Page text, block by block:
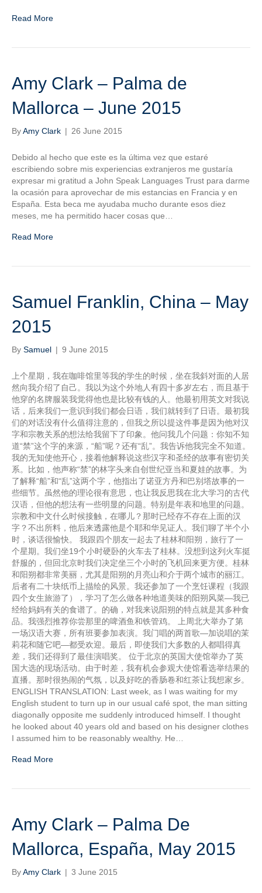
Read More
Amy Clark – Palma de
Mallorca – June 2015
ByAmy Clark | 26 June 2015
Debido al hecho que este es la última vez que estaré
escribiendo sobre mis experiencias extranjeros me gustaría
expresar mi gratitud a John Speak Languages Trust para darme
la ocasión para aprovechar de mis estancias en Francia y en
España. Esta beca me ayudaba mucho durante esos diez
meses, me ha permitido hacer cosas que…
Read More
Samuel Franklin, China – May
2015
By Samuel | 9 June 2015
上个星期，我在咖啡馆里等我的学生的时候，坐在我斜对面的人居
然向我介绍了自己。我以为这个外地人有四十多岁左右，而且基于
他穿的名牌服装我觉得他也是比较有钱的人。他最初用英文对我说
话，后来我们一意识到我们都会日语，我们就转到了日语。最初我
们的对话没有什么值得注意的，但我之所以提这件事是因为他对汉
字和宗教关系的想法给我留下了印象。他问我几个问题：你知不知
道“禁”这个字的来源，“船”呢？还有“乱”。我告诉他我完全不知道。
我的无知使他开心，接着他解释说这些汉字和圣经的故事有密切关
系。比如，他声称“禁”的林字头来自创世纪亚当和夏娃的故事。为
了解释“船”和“乱”这两个字，他指出了诺亚方丹和巴别塔故事的一
些细节。虽然他的理论很有意思，也让我反思我在北大学习的古代
汉语，但他的想法有一些明显的问题。特别是年表和地里的问题。
宗教和中文什么时候接触，在哪儿？那时已经存不存在上面的汉
字？不出所料，他后来透露他是个耶和华见证人。我们聊了半个小
时，谈话很愉快。 我跟四个朋友一起去了桂林和阳朔，旅行了一
个星期。我们坐19个小时硬卧的火车去了桂林。没想到这列火车挺
舒服的，但回北京时我们决定坐三个小时的飞机回来更方便。桂林
和阳朔都非常美丽，尤其是阳朔的月亮山和介于两个城市的丽江。
后者有二十块纸币上描绘的风景。我还参加了一个烹饪课程（我跟
四个女生旅游了），学习了怎么做各种地道美味的阳朔风菜—我已
经给妈妈有关的食谱了。的确，对我来说阳朔的特点就是其多种食
品。我强烈推荐你尝那里的啤酒鱼和铁管鸡。 上周北大举办了第
一场汉语大赛，所有班要参加表演。我门唱的两首歌—加说唱的茉
莉花和随它吧—都受欢迎。最后，即使我们大多数的人都唱得真
差，我们还得到了最佳演唱奖。 位于北京的英国大使馆举办了英
国大选的现场活动。由于时差，我有机会参观大使馆看选举结果的
直播。那时很热闹的气氛，以及好吃的香肠卷和红茶让我想家乡。
ENGLISH TRANSLATION: Last week, as I was waiting for my
English student to turn up in our usual café spot, the man sitting
diagonally opposite me suddenly introduced himself. I thought
he looked about 40 years old and based on his designer clothes
I assumed him to be reasonably wealthy. He…
Read More
Amy Clark – Palma De
Mallorca, España, May 2015
ByAmy Clark | 3 June 2015